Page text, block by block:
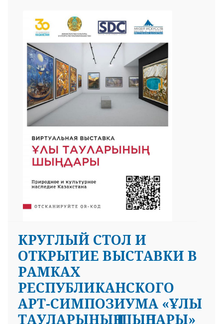
КРУГЛЫЙ СТОЛ И
ОТКРЫТИЕ ВЫСТАВКИ В
РАМКАХ
РЕСПУБЛИКАНСКОГО
АРТ-СИМПОЗИУМА «ҰЛЫ
ТАУЛАРЫНЫҢ ШЫҢДАРЫ»